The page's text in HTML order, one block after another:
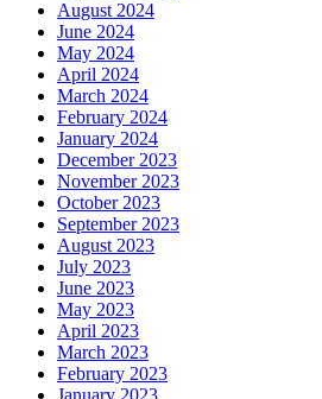
August 2024
June 2024
May 2024
April 2024
March 2024
February 2024
January 2024
December 2023
November 2023
October 2023
September 2023
August 2023
July 2023
June 2023
May 2023
April 2023
March 2023
February 2023
January 2023